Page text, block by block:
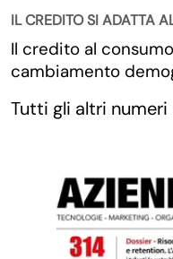
IL CREDITO SI ADATTA
Il credito al
cambiamento
Tutti gli altri numeri